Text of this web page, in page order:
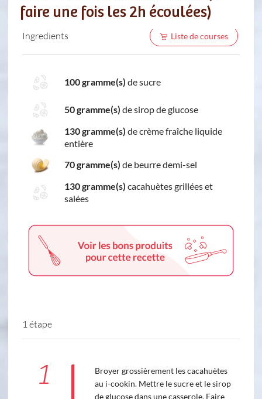
faire une fois les 2h écoulées)
Ingredients Liste de courses
100 gramme(s) de sucre
50 gramme(s) de sirop de glucose
130 gramme(s) de crème fraîche liquide
entière
70 gramme(s) de beurre demi-sel
130 gramme(s) cacahuètes grillées et
salées
1 étape
1
Broyer grossièrement les cacahuètes
au i-cookin. Mettre le sucre et le sirop
de glucose dans une casserole. Faire